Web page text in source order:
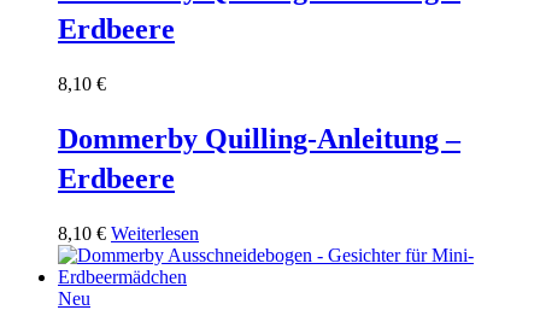
Erdbeere
8,10 €
Dommerby Quilling-Anleitung –
Erdbeere
8,10 € Weiterlesen
Neu